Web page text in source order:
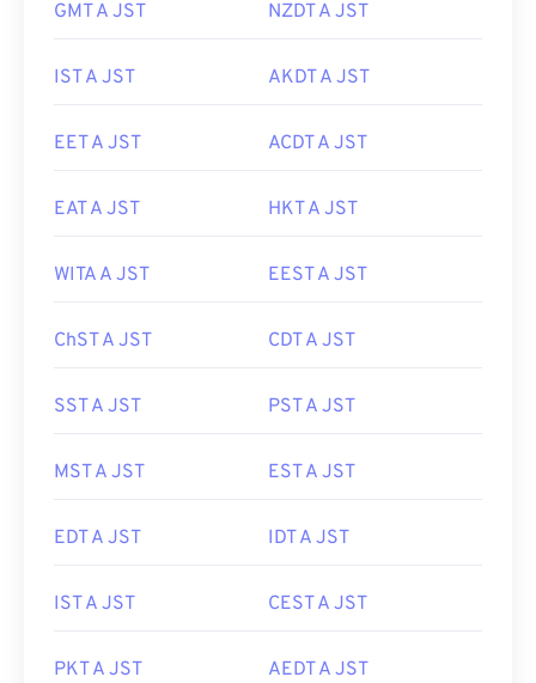
GMT A JST NZDT A JST
IST A JST AKDT A JST
EET A JST ACDT A JST
EAT A JST HKT A JST
WITA A JST EEST A JST
ChST A JST CDT A JST
SST A JST PST A JST
MST A JST EST A JST
EDT A JST IDT A JST
IST A JST CEST A JST
PKT A JST AEDT A JST